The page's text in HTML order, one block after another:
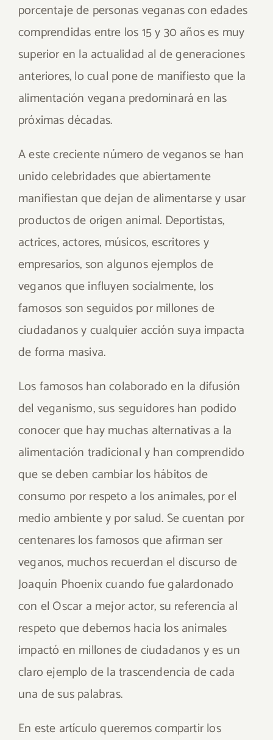
porcentaje de personas veganas con edades
comprendidas entre los 15 y 30 años es muy
superior en la actualidad al de generaciones
anteriores, lo cual pone de manifiesto que la
alimentación vegana predominará en las
próximas décadas.
A este creciente número de veganos se han
unido celebridades que abiertamente
manifiestan que dejan de alimentarse y usar
productos de origen animal. Deportistas,
actrices, actores, músicos, escritores y
empresarios, son algunos ejemplos de
veganos que influyen socialmente, los
famosos son seguidos por millones de
ciudadanos y cualquier acción suya impacta
de forma masiva.
Los famosos han colaborado en la difusión
del veganismo, sus seguidores han podido
conocer que hay muchas alternativas a la
alimentación tradicional y han comprendido
que se deben cambiar los hábitos de
consumo por respeto a los animales, por el
medio ambiente y por salud. Se cuentan por
centenares los famosos que afirman ser
veganos, muchos recuerdan el discurso de
Joaquín Phoenix cuando fue galardonado
con el Oscar a mejor actor, su referencia al
respeto que debemos hacia los animales
impactó en millones de ciudadanos y es un
claro ejemplo de la trascendencia de cada
una de sus palabras.
En este artículo queremos compartir los